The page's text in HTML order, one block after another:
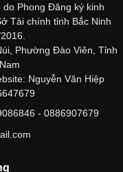
Phong Đăng ký kinh
Tài chính tỉnh Bắc Ninh
Phường Đào Viên, Tỉnh
Nguyễn Văn Hiệp
- 0886907679